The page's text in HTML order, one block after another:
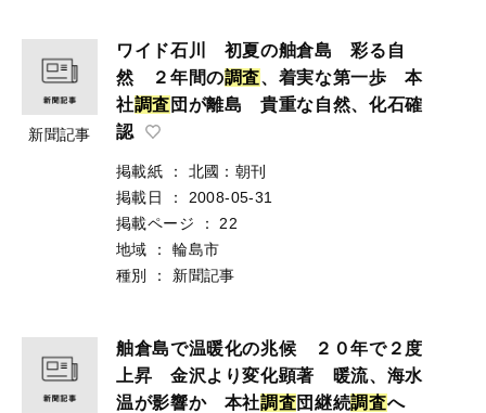
新聞記事
ワイド石川 初夏の舳倉島 彩る自
然 ２年間の調査、着実な第一歩 本
社調査 団が離島 貴重な自然、化石確
認
掲載紙 ：
北國：朝刊
掲載日
：
2008-05-31
掲載ページ
：
22
地域
：
輪島市
種別
： 新聞記事
舳倉島で温暖化の兆候 ２０年で２度
上昇 金沢より変化顕著 暖流、海水
温が影響か 本社調査団継続調査へ